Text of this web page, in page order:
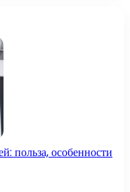
польза, особенности